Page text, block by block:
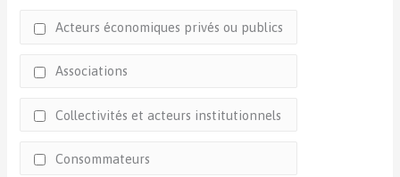
Acteurs économiques privés ou publics
Associations
Collectivités et acteurs institutionnels
Consommateurs